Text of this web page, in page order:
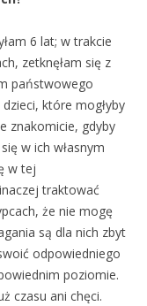
6 lat; w trakcie
zetknęłam się z
państwowego
które mogłyby
znakomicie, gdyby
w ich własnym
w tej
traktować
że nie mogę
są dla nich zbyt
odpowiedniego
poziomie.
czasu ani chęci.